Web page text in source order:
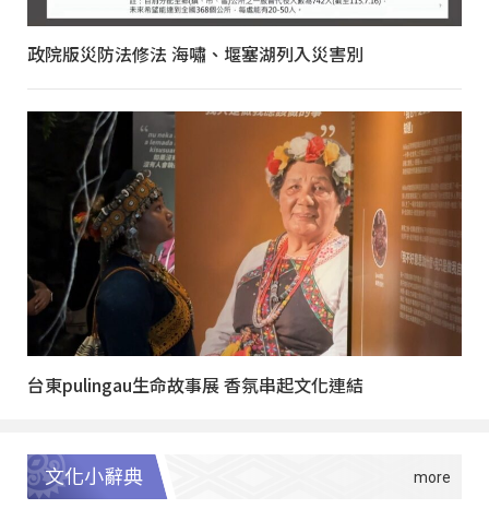
政院版災防法修法 海嘯、堰塞湖列入災害別
台東pulingau生命故事展 香氛串起文化連結
文化小辭典